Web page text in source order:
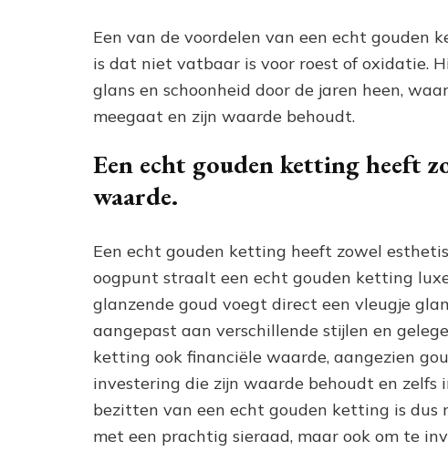
Een van de voordelen van een echt gouden
is dat niet vatbaar is voor roest of oxidatie.
glans en schoonheid door de jaren heen,
meegaat en zijn waarde behoudt.
Een echt gouden ketting heeft
waarde.
Een echt gouden ketting heeft zowel
oogpunt straalt een echt gouden ketting
glanzende goud voegt direct een vleugje
aangepast aan verschillende stijlen en
ketting ook financiële waarde, aangezien
investering die zijn waarde behoudt en
bezitten van een echt gouden ketting is dus
met een prachtig sieraad, maar ook om te